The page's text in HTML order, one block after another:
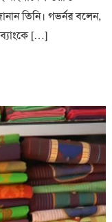
তিনি। গভর্নর বলেন,
[…]